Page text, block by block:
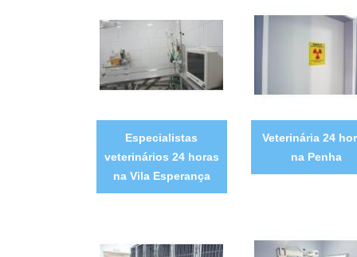
Especialistas
veterinários 24 horas
na Vila Esperança
Veterinária 24
na Penha